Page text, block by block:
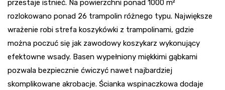
przestaje istnieć. Na powierzchni ponad 1000 m²
rozlokowano ponad 26 trampolin różnego typu. Największe
wrażenie robi strefa koszykówki z trampolinami, gdzie
można poczuć się jak zawodowy koszykarz wykonujący
efektowne wsady. Basen wypełniony miękkimi gąbkami
pozwala bezpiecznie ćwiczyć nawet najbardziej
skomplikowane akrobacje. Ścianka wspinaczkowa dodaje